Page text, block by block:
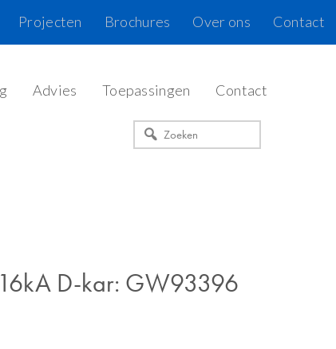
Contact
Over ons
Brochures
Projecten
Advies Toepassingen Contact
Zoeken
D-kar: GW93396